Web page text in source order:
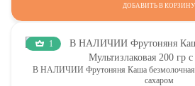
ДОБАВИТЬ В КОРЗИНУ
1
В НАЛИЧИИ Фрутоняня Каша безмолочная
сахаром